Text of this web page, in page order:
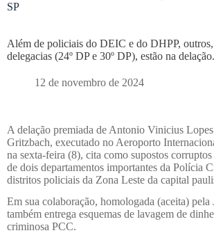
SP
Além de policiais do DEIC e do DHPP, outros,
delegacias (24º DP e 30º DP), estão na delação.
12 de novembro de 2024
A delação premiada de Antonio Vinicius Lopes
Gritzbach, executado no Aeroporto
na sexta-feira (8), cita como supostos
de dois departamentos importantes da Polícia
distritos policiais da Zona Leste da capital
Em sua colaboração, homologada (aceita) pela
também entrega esquemas de lavagem de
criminosa PCC.